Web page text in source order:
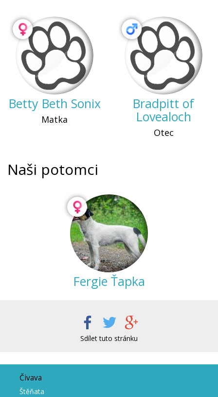
Betty Beth Sonix
Matka
Bradpitt of
Lovealoch
Otec
Naši potomci
Fergie Ťapka
Sdílet tuto stránku
Čivava
Štěňata